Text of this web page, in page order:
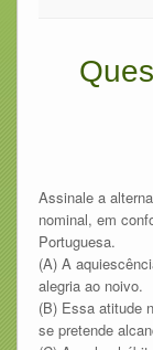
Assinale a
nominal, em
Portuguesa.
(A) A
alegria ao noivo.
(B) Essa atitude
se pretende